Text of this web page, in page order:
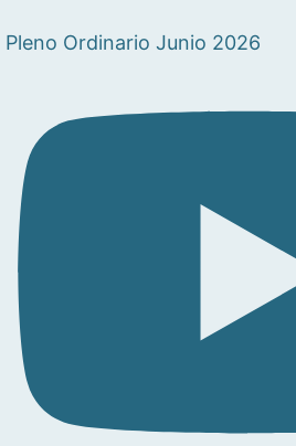
Pleno Ordinario Junio 2026